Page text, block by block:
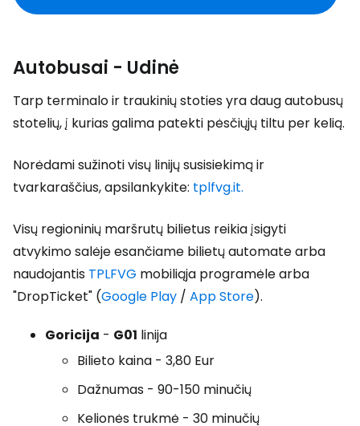
Autobusai - Udinė
Tarp terminalo ir traukinių stoties yra daug autobusų
stotelių, į kurias galima patekti pėsčiųjų tiltu per kelią.
Norėdami sužinoti visų linijų susisiekimą ir
tvarkaraščius, apsilankykite: tplfvg.it.
Visų regioninių maršrutų bilietus reikia įsigyti
atvykimo salėje esančiame bilietų automate arba
naudojantis TPLFVG mobiliąja programėle arba
"DropTicket" (Google Play / App Store).
Goricija - G01 linija
Bilieto kaina - 3,80 Eur
Dažnumas - 90-150 minučių
Kelionės trukmė - 30 minučių